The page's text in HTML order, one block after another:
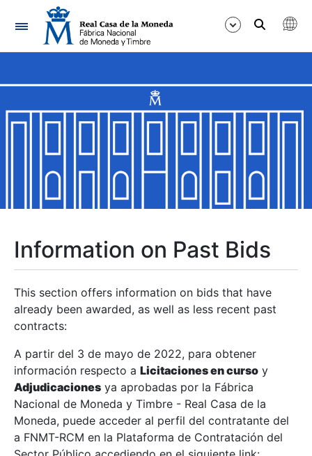
Navigation
Show/Hide
Show/Hide
Show/Hide
Show/Hide
Show/Hide
Information on Past Bids
This section offers information on bids that have
already been awarded, as well as less recent past
contracts:
A partir del 3 de mayo de 2022, para obtener
información respecto a Licitaciones en curso y
Adjudicaciones ya aprobadas por la Fábrica
Nacional de Moneda y Timbre - Real Casa de la
Moneda, puede acceder al perfil del contratante del
a FNMT-RCM en la Plataforma de Contratación del